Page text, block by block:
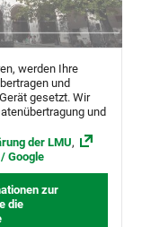
werden Ihre
und
gesetzt. Wir
und
der LMU,
Google
zur
die